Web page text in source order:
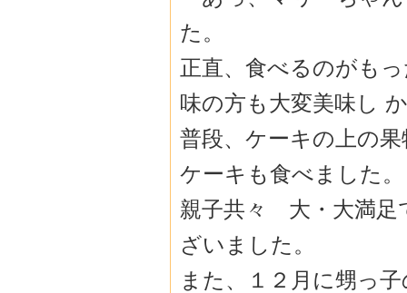
た。
正直、食べるのがも
味の方も大変美味し
普段、ケーキの上の
ケーキも食べました。
親子共々 大・大満足
ざいました。
また、１２月に甥っ